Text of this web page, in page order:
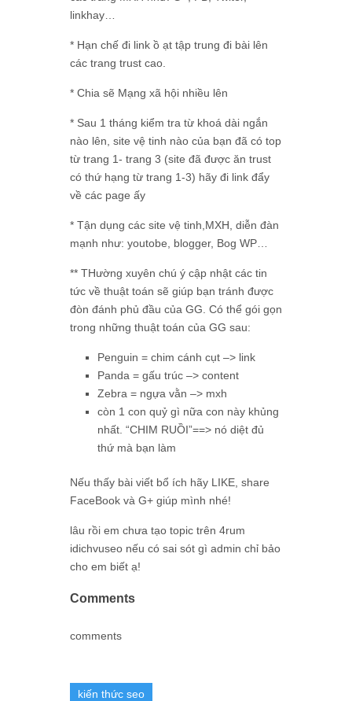
linkhay…
* Hạn chế đi link ồ ạt tập trung đi bài lên
các trang trust cao.
* Chia sẽ Mạng xã hội nhiều lên
* Sau 1 tháng kiểm tra từ khoá dài ngắn
nào lên, site vệ tinh nào của bạn đã có top
từ trang 1- trang 3 (site đã được ăn trust
có thứ hạng từ trang 1-3) hãy đi link đẩy
về các page ấy
* Tận dụng các site vệ tinh,MXH, diễn đàn
mạnh như: youtobe, blogger, Bog WP…
** THường xuyên chú ý cập nhật các tin
tức về thuật toán sẽ giúp bạn tránh được
đòn đánh phủ đầu của GG. Có thể gói gọn
trong những thuật toán của GG sau:
Penguin = chim cánh cụt –> link
Panda = gấu trúc –> content
Zebra = ngựa vằn –> mxh
còn 1 con quỷ gì nữa con này khủng
nhất. “CHIM RUỒI”==> nó diệt đủ
thứ mà bạn làm
Nếu thấy bài viết bổ ích hãy LIKE, share
FaceBook và G+ giúp mình nhé!
lâu rồi em chưa tạo topic trên 4rum
idichvuseo nếu có sai sót gì admin chỉ bảo
cho em biết ạ!
Comments
comments
kiến thức seo